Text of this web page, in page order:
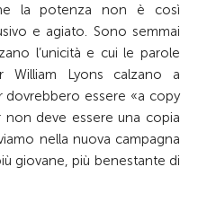
la potenza non è così
e agiato. Sono semmai
l’unicità e cui le parole
William Lyons calzano a
dovrebbero essere «a copy
non deve essere una copia
nella nuova campagna
giovane, più benestante di